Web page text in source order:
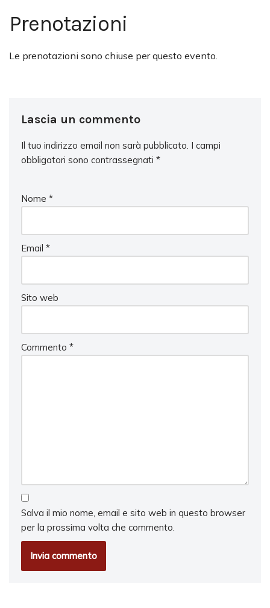
Prenotazioni
Le prenotazioni sono chiuse per questo evento.
Lascia un commento
Il tuo indirizzo email non sarà pubblicato. I campi
obbligatori sono contrassegnati *
Nome *
Email *
Sito web
Commento *
Salva il mio nome, email e sito web in questo browser
per la prossima volta che commento.